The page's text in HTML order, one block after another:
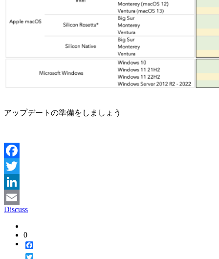
アップデートの準備をしましょう
Facebook
Twitter
LinkedIn
Email
Discuss
0